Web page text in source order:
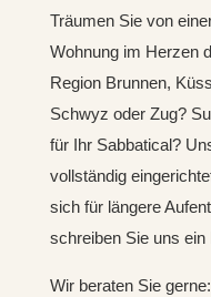
Träumen Sie von
Wohnung im Herzen
Region Brunnen,
Schwyz oder Zug?
für Ihr Sabbatical?
vollständig
sich für längere
schreiben Sie uns ein
Wir beraten Sie gerne: